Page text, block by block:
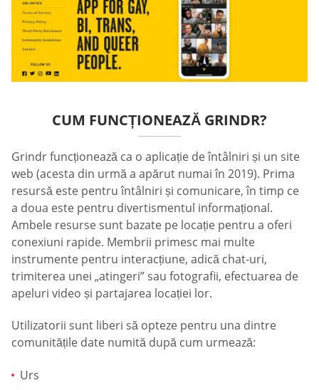
CUM FUNCȚIONEAZĂ GRINDR?
Grindr funcționează ca o aplicație de întâlniri și un site
web (acesta din urmă a apărut numai în 2019). Prima
resursă este pentru întâlniri și comunicare, în timp ce
a doua este pentru divertismentul informațional.
Ambele resurse sunt bazate pe locație pentru a oferi
conexiuni rapide. Membrii primesc mai multe
instrumente pentru interacțiune, adică chat-uri,
trimiterea unei „atingeri” sau fotografii, efectuarea de
apeluri video și partajarea locației lor.
Utilizatorii sunt liberi să opteze pentru una dintre
comunitățile date numită după cum urmează:
Urs